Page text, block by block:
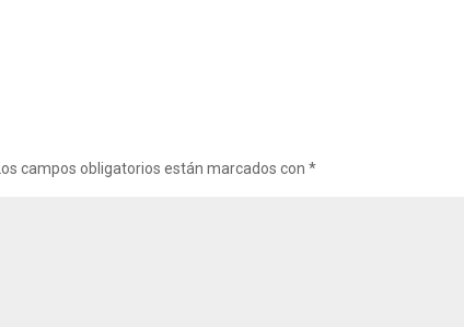
Los campos obligatorios están marcados con*